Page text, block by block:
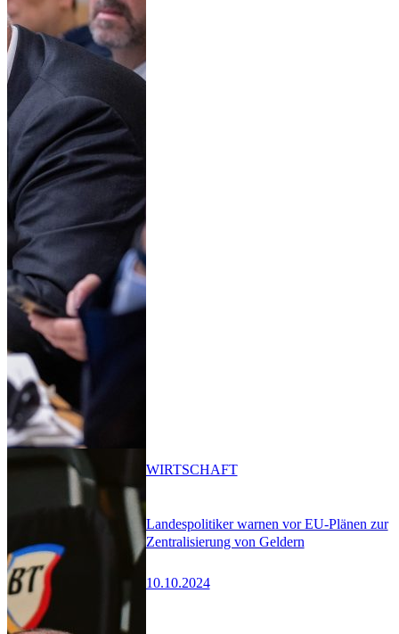
Landespolitiker warnen vor EU-Plänen zur
Zentralisierung von Geldern
10.10.2024
WIRTSCHAFT